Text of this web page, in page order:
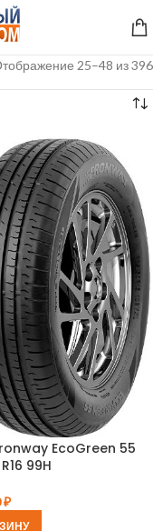
25–48 из 396
EcoGreen 55
99H
₽